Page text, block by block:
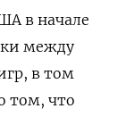
в начале
между
в том
том, что